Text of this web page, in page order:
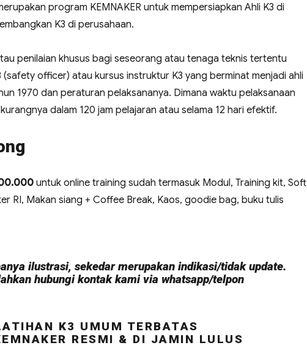
program KEMNAKER untuk mempersiapkan Ahli K3 di
K3 di perusahaan.
penilaian khusus bagi seseorang atau tenaga teknis tertentu
officer) atau kursus instruktur K3 yang berminat menjadi ahli
1970 dan peraturan pelaksananya. Dimana waktu pelaksanaan
dalam 120 jam pelajaran atau selama 12 hari efektif.
untuk online training sudah termasuk Modul, Training kit, Soft
RI, Makan siang + Coffee Break, Kaos, goodie bag, buku tulis
ilustrasi, sekedar merupakan indikasi/tidak update.
hubungi kontak kami via whatsapp/telpon
K3 UMUM TERBATAS
RESMI & DI JAMIN LULUS